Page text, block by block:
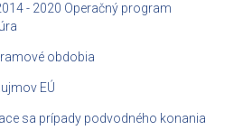
- 2020 Operačný program
obdobia
EÚ
sa prípady podvodného konania